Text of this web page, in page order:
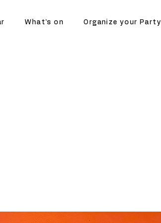
What's on Organize your Party